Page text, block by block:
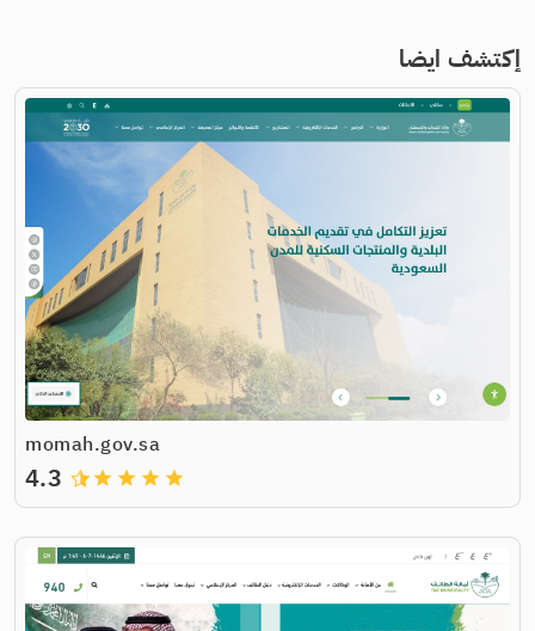
إكتشف ايضا
momah.gov.sa
grade
grade
grade
grade
4.3